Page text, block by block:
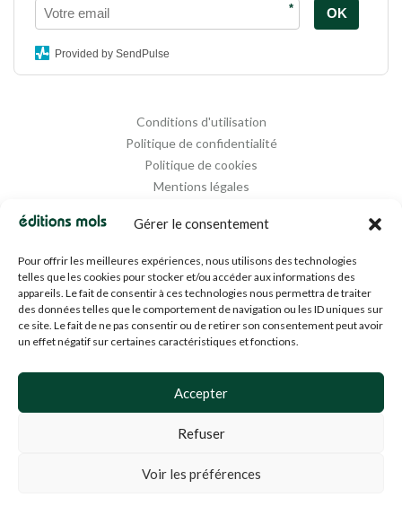
Gérer le consentement
Pour offrir les meilleures expériences, nous utilisons des technologies
telles que les cookies pour stocker et/ou accéder aux informations des
appareils. Le fait de consentir à ces technologies nous permettra de traiter
des données telles que le comportement de navigation ou les ID uniques sur
ce site. Le fait de ne pas consentir ou de retirer son consentement peut avoir
un effet négatif sur certaines caractéristiques et fonctions.
Accepter
Refuser
Voir les préférences
* OK
Provided by SendPulse
Conditions d'utilisation
Politique de confidentialité
Politique de cookies
Mentions légales
Agence Media 112